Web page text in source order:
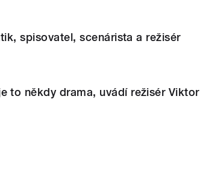
spisovatel, scenárista a režisér
to někdy drama, uvádí režisér Viktor